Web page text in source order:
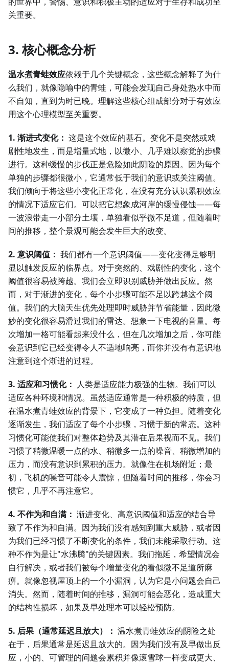
关重要。
3. 核心概念分析
温水煮青蛙效应依赖于几个关键概念，这些概念解释了为什
么我们，就像隐喻中的青蛙，可能会发现自己身处热水中而
不自知，直到为时已晚。理解这些核心组成部分对于有效应
用这个心理模型至关重要。
1. 渐进式变化： 这是这个效应的基石。变化不是突然或戏
剧性地发生，而是增量式地，以微小、几乎难以察觉的步骤
进行。这种缓慢的步伐正是危险如此阴险的原因。因为每个
单独的步骤都很微小，它通常低于我们的意识或关注阈值。
我们倾向于将这些小变化正常化，在没有充分认识累积效应
的情况下适应它们。可以把它想象成河岸的缓慢侵蚀——每
一波浪带走一小部分土壤，单独看似乎微不足道，但随着时
间的推移，整个景观可能会发生巨大的改变。
2. 意识阈值： 我们都有一个意识阈值——变化变得足够明
显以触发反应的临界点。对于突然的、戏剧性的变化，这个
阈值很容易被跨越。我们会立即识别威胁并做出反应。然
而，对于渐进的变化，每个小步骤可能不足以跨越这个阈
值。我们的大脑天生优先处理即时威胁并节省能量，因此微
妙的变化很容易滑过我们的雷达。想象一下电视的音量。每
次增加一格可能看起来没什么，但在几次增加之后，你可能
会意识到它已经变得令人不适地响亮，而你并没有有意识地
注意到这个渐进的过程。
3. 适应和习惯化： 人类是适应能力极强的生物。我们可以
适应各种环境和情况。虽然适应通常是一种积极的特质，但
在温水煮青蛙效应的背景下，它变成了一种负担。随着变化
逐渐发生，我们适应了每个小步骤，习惯于新的常态。这种
习惯化可能使我们对整体趋势及其潜在后果视而不见。我们
习惯了稍微温暖一点的水、稍微多一点的噪音、稍微增加的
压力，而没有意识到累积的压力。就像住在机场附近；最
初，飞机的噪音可能令人震惊，但随着时间的推移，你会习
惯它，几乎不再注意它。
4. 不作为和自满： 渐进变化、高意识阈值和适应的结合导
致了不作为和自满。因为我们没有感知到重大威胁，或者因
为我们已经习惯了不断变化的条件，我们未能采取行动。这
种不作为是让"水沸腾"的关键因素。我们拖延，希望情况会
自行解决，或者我们被每个增量变化的看似微不足道所麻
痹。就像忽视屋顶上的一个小漏洞，认为它是小问题会自己
消失。然而，随着时间的推移，漏洞可能会恶化，造成重大
的结构性损坏，如果及早处理本可以轻松预防。
5. 后果（通常延迟且放大）： 温水煮青蛙效应的阴险之处
在于，后果通常是延迟且放大的。因为我们没有及早做出反
应，小的、可管理的问题会累积并像滚雪球一样变成更大、